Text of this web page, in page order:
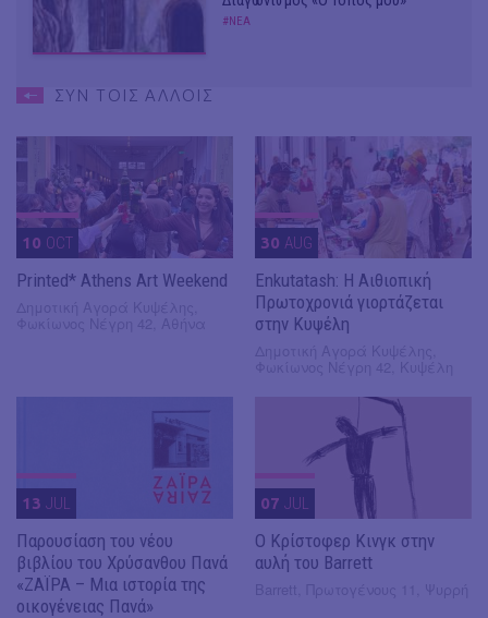
#ΝΕΑ
ΣΥΝ ΤΟΙΣ ΑΛΛΟΙΣ
10 OCT
Printed* Athens Art Weekend
30 AUG
Enkutatash: Η Αιθιοπική
Πρωτοχρονιά γιορτάζεται
στην Κυψέλη
13 JUL
Παρουσίαση του νέου
βιβλίου του Χρύσανθου Πανά
«ΖΑΪΡΑ – Μια ιστορία της
οικογένειας Πανά»
07 JUL
O Κρίστοφερ Κινγκ στην
αυλή του Barrett